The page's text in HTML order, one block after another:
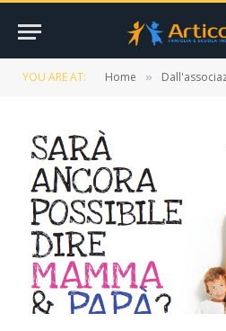
YOU ARE AT: Home »